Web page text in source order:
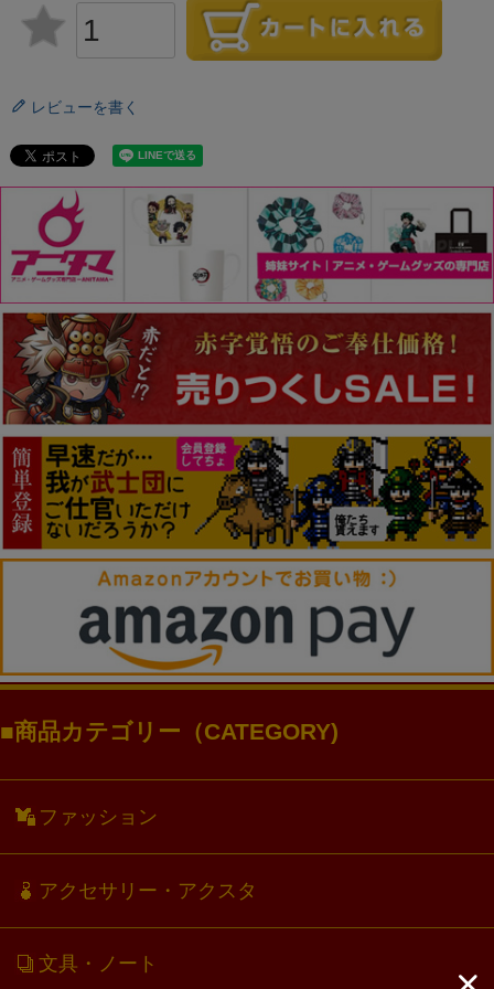
レビューを書く
商品カテゴリー（CATEGORY)
ファッション
アクセサリー・アクスタ
文具・ノート